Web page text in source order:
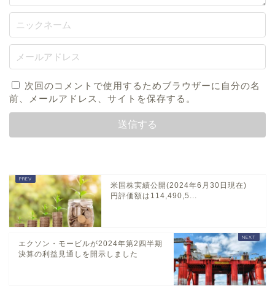
次回のコメントで使用するためブラウザーに自分の名
前、メールアドレス、サイトを保存する。
米国株実績公開(2024年6月30日現在)
円評価額は114,490,5...
エクソン・モービルが2024年第2四半期
決算の利益見通しを開示しました